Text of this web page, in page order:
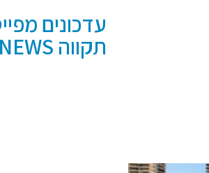
עדכונים
תקווה NEWS